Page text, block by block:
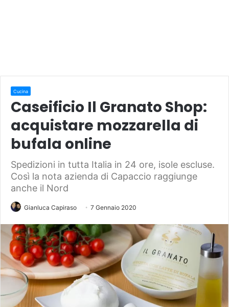
Cucina
Caseificio Il Granato Shop:
acquistare mozzarella di
bufala online
Spedizioni in tutta Italia in 24 ore, isole escluse.
Così la nota azienda di Capaccio raggiunge
anche il Nord
Gianluca Capiraso 7 Gennaio 2020